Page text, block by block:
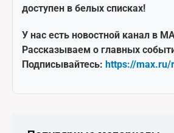
доступен в белых списках!
У нас есть новостной канал в
Рассказываем о главных
Подписывайтесь: https://max.ru/